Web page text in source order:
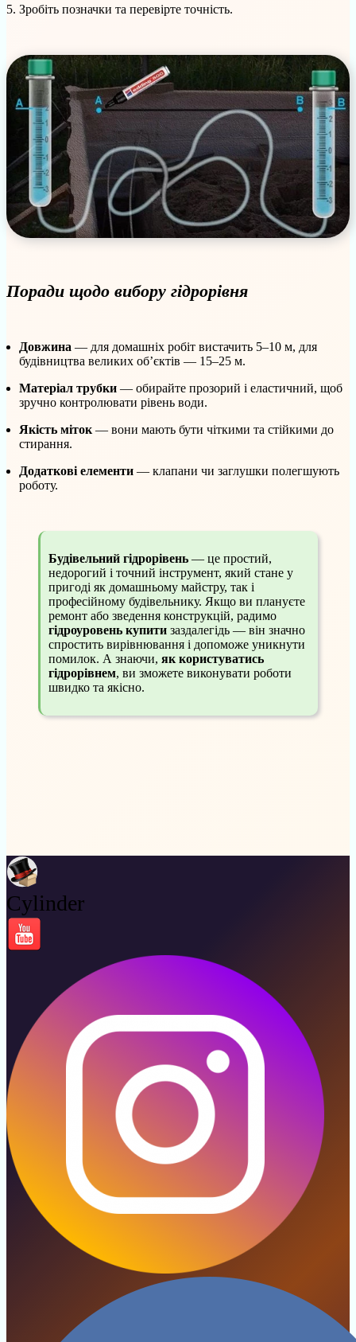
Зробіть позначки та перевірте точність.
Поради щодо вибору гідрорівня
Довжина — для домашніх робіт вистачить 5–10 м, для
будівництва великих об’єктів — 15–25 м.
Матеріал трубки — обирайте прозорий і еластичний, щоб
зручно контролювати рівень води.
Якість міток — вони мають бути чіткими та стійкими до
стирання.
Додаткові елементи — клапани чи заглушки полегшують
роботу.
Будівельний гідрорівень — це простий,
недорогий і точний інструмент, який стане у
пригоді як домашньому майстру, так і
професійному будівельнику. Якщо ви плануєте
ремонт або зведення конструкцій, радимо
гідроуровень купити заздалегідь — він значно
спростить вирівнювання і допоможе уникнути
помилок. А знаючи, як користуватись
гідрорівнем, ви зможете виконувати роботи
швидко та якісно.
Cylinder